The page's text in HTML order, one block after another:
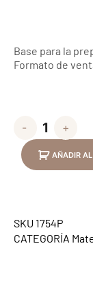
Base para la
Formato de
- +
AÑADIR
SKU 1754P
CATEGORÍA